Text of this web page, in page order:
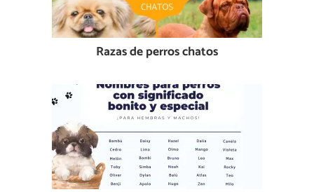
Razas de perros chatos